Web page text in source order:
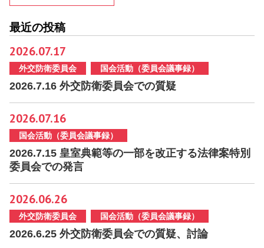
最近の投稿
2026.07.17
外交防衛委員会 国会活動（委員会議事録）
2026.7.16 外交防衛委員会での質疑
2026.07.16
国会活動（委員会議事録）
2026.7.15 皇室典範等の一部を改正する法律案特別
委員会での発言
2026.06.26
外交防衛委員会 国会活動（委員会議事録）
2026.6.25 外交防衛委員会での質疑、討論